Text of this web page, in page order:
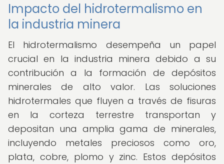
Impacto del hidrotermalismo en
la industria minera
El hidrotermalismo desempeña un papel
crucial en la industria minera debido a su
contribución a la formación de depósitos
minerales de alto valor. Las soluciones
hidrotermales que fluyen a través de fisuras
en la corteza terrestre transportan y
depositan una amplia gama de minerales,
incluyendo metales preciosos como oro,
plata, cobre, plomo y zinc. Estos depósitos